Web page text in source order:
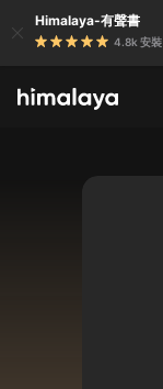
Himalaya-有聲書
4.8k 安裝